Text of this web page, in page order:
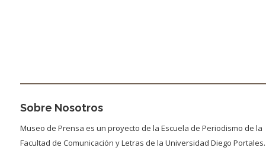
Sobre Nosotros
Museo de Prensa es un proyecto de la Escuela de Periodismo de la
Facultad de Comunicación y Letras de la Universidad Diego Portales.